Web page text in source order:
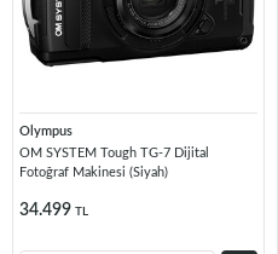
Olympus
OM SYSTEM Tough TG-7 Dijital
Fotoğraf Makinesi (Siyah)
34.499 TL